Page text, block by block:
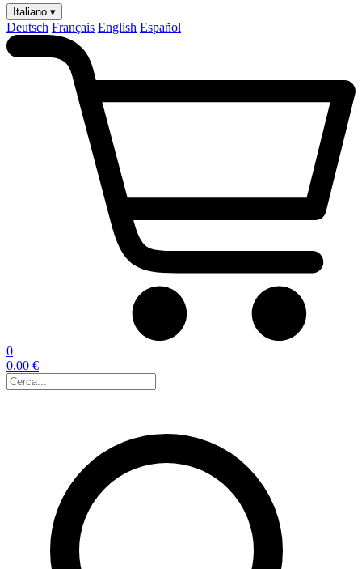
Italiano ▾
Deutsch Français English Español
0
0.00 €